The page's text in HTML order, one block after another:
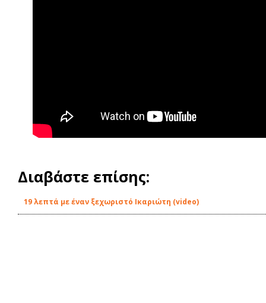
Διαβάστε επίσης:
19 λεπτά με έναν ξεχωριστό Ικαριώτη (video)